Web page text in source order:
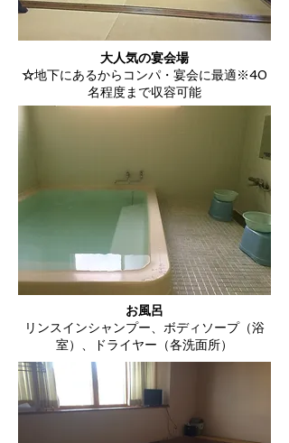
大人気の宴会場
☆地下にあるからコンパ・宴会に最適※40
名程度まで収容可能
お風呂
リンスインシャンプー、ボディソープ（浴
室）、ドライヤー（各洗面所）